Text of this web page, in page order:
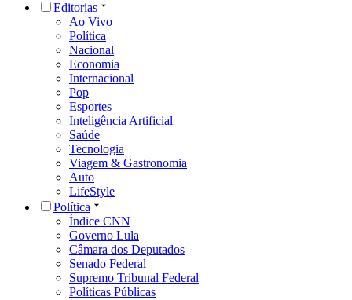
Editorias
Ao Vivo
Política
Nacional
Economia
Internacional
Pop
Esportes
Inteligência Artificial
Saúde
Tecnologia
Viagem & Gastronomia
Auto
LifeStyle
Política
Índice CNN
Governo Lula
Câmara dos Deputados
Senado Federal
Supremo Tribunal Federal
Políticas Públicas